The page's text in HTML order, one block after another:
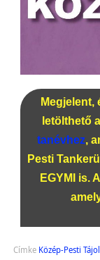
Megjelent,
letölthető a
tanévhez,
Pesti
EGYMI is.
Címke Közép-Pesti